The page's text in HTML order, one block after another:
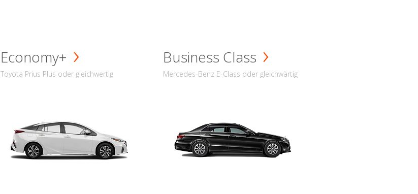
Economy+
Toyota Prius Plus oder gleichwertig
Business Class
Mercedes-Benz E-Class oder gleichwärtig